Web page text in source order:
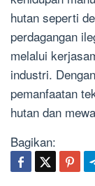
hutan seperti
perdagangan
melalui
industri.
pemanfaatan
hutan dan
Bagikan: